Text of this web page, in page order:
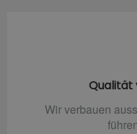
Qualität
Wir verbauen